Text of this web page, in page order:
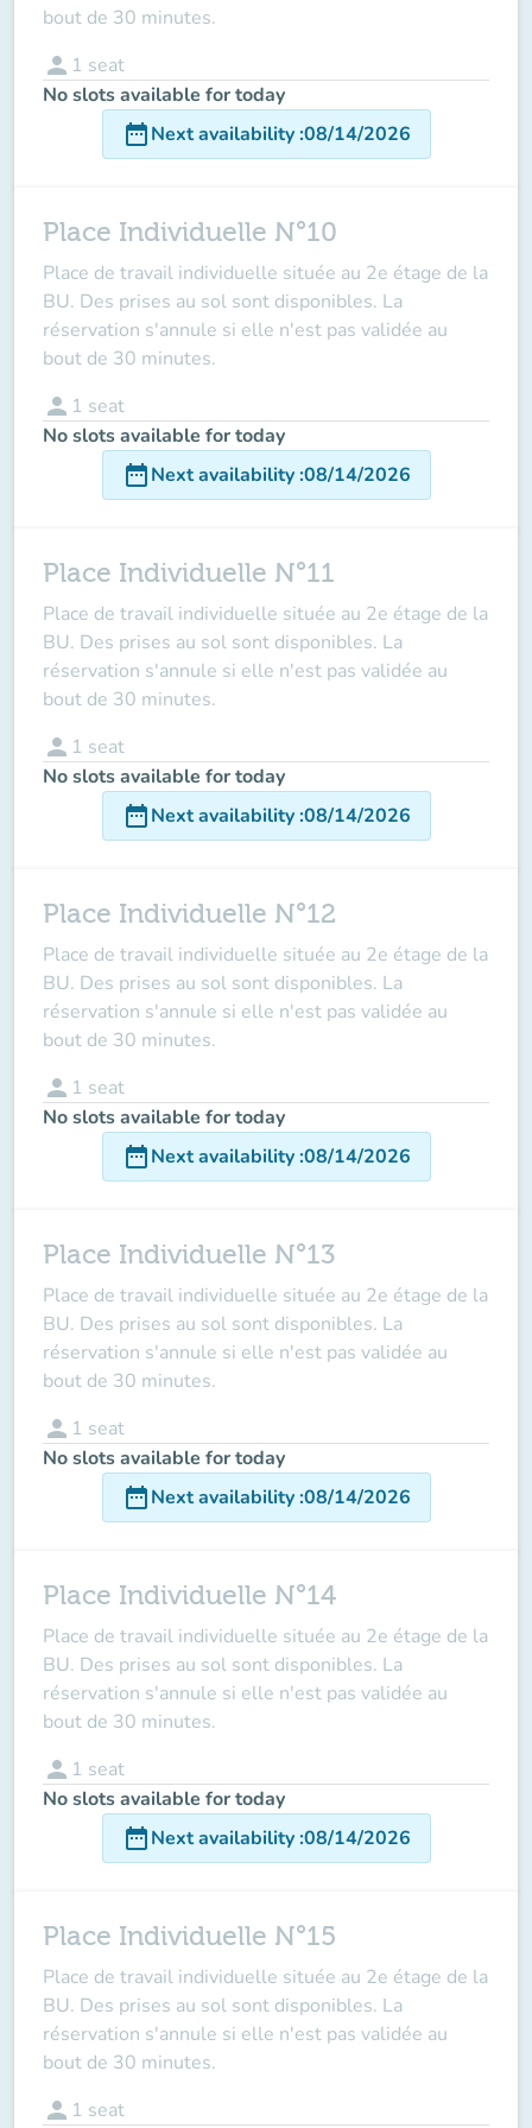
bout de 30 minutes.
person 1 seat
No slots available for today
date_rangeNext availability:08/14/2026
Place Individuelle N°10
Place de travail individuelle située au 2e étage de la
BU. Des prises au sol sont disponibles. La
réservation s'annule si elle n'est pas validée au
bout de 30 minutes.
person 1 seat
No slots available for today
date_rangeNext availability:08/14/2026
Place Individuelle N°11
Place de travail individuelle située au 2e étage de la
BU. Des prises au sol sont disponibles. La
réservation s'annule si elle n'est pas validée au
bout de 30 minutes.
person 1 seat
No slots available for today
date_rangeNext availability:08/14/2026
Place Individuelle N°12
Place de travail individuelle située au 2e étage de la
BU. Des prises au sol sont disponibles. La
réservation s'annule si elle n'est pas validée au
bout de 30 minutes.
person 1 seat
No slots available for today
date_rangeNext availability:08/14/2026
Place Individuelle N°13
Place de travail individuelle située au 2e étage de la
BU. Des prises au sol sont disponibles. La
réservation s'annule si elle n'est pas validée au
bout de 30 minutes.
person 1 seat
No slots available for today
date_rangeNext availability:08/14/2026
Place Individuelle N°14
Place de travail individuelle située au 2e étage de la
BU. Des prises au sol sont disponibles. La
réservation s'annule si elle n'est pas validée au
bout de 30 minutes.
person 1 seat
No slots available for today
date_rangeNext availability:08/14/2026
Place Individuelle N°15
Place de travail individuelle située au 2e étage de la
BU. Des prises au sol sont disponibles. La
réservation s'annule si elle n'est pas validée au
bout de 30 minutes.
person 1 seat